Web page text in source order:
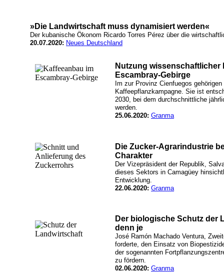
»Die Landwirtschaft muss dynamisiert werden«
Der kubanische Ökonom Ricardo Torres Pérez über die
20.07.2020: Neues Deutschland
Nutzung wissenschaftlicher
Escambray-Gebirge
Im zur Provinz Cienfuegos
Kaffeepflanzkampagne. Sie ist
2030, bei dem durchschnittliche
werden.
25.06.2020: Granma
Die Zucker-Agrarindustrie
Charakter
Der Vizepräsident der Republik,
dieses Sektors in Camagüey
Entwicklung.
22.06.2020: Granma
Der biologische Schutz der
denn je
José Ramón Machado Ventura,
forderte, den Einsatz von
der sogenannten
zu fördern.
02.06.2020: Granma